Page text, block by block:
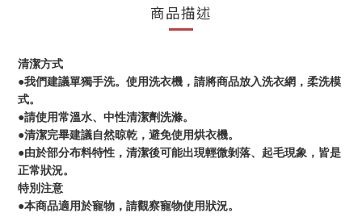
商品描述
清潔方式
●我們建議單獨手洗。使用洗衣機，請將商品放入洗衣網，柔洗模
式。
●請使用常溫水、中性清潔劑洗滌。
●清潔完畢建議自然晾乾，避免使用烘衣機。
●由於部分布料特性，清潔後可能出現輕微剝落、起毛現象，皆是
正常狀況。
特別注意
●本商品適用於寵物，請觀察寵物使用狀況。